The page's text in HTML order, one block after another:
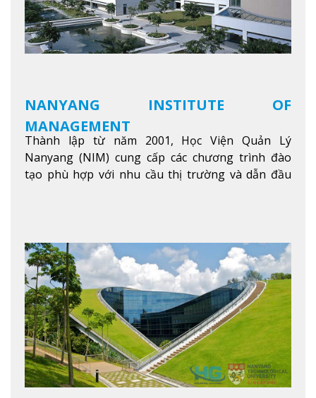
NANYANG INSTITUTE OF
MANAGEMENT
Thành lập từ năm 2001, Học Viện Quản Lý
Nanyang (NIM) cung cấp các chương trình đào
tạo phù hợp với nhu cầu thị trường và dẫn đầu
học tập và nghiên cứu chất lượng nhằm nâng cao
kỹ năng, kiến thức và năng lực của sinh viên và các
đối tác của trườngXem thêm